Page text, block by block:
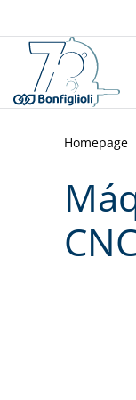
Homepage